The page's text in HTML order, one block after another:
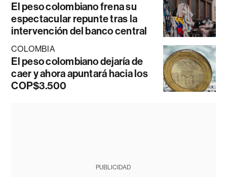
El peso colombiano frena su
espectacular repunte tras la
intervención del banco central
COLOMBIA
El peso colombiano dejaría de
caer y ahora apuntará hacia los
COP$3.500
PUBLICIDAD